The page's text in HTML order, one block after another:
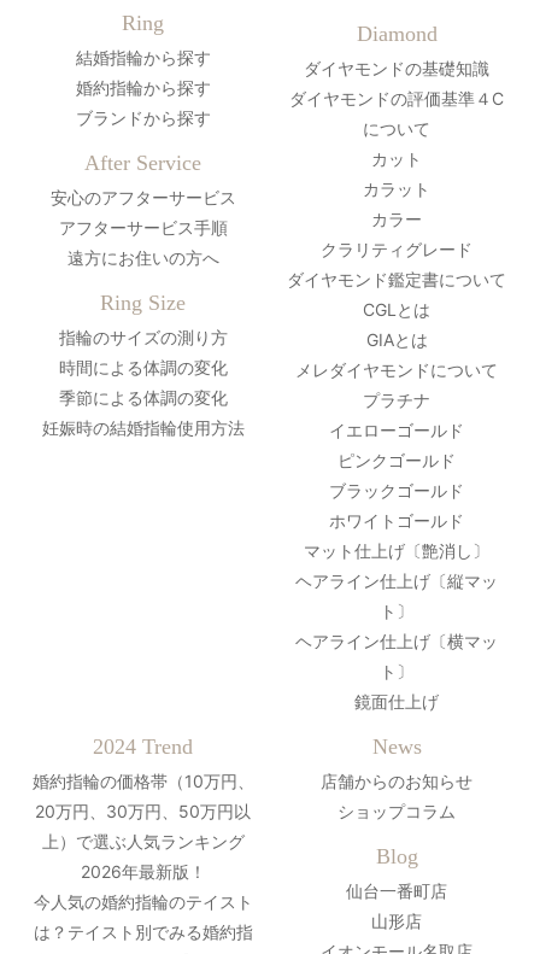
Ring
結婚指輪から探す
婚約指輪から探す
ブランドから探す
After Service
安心のアフターサービス
アフターサービス手順
遠方にお住いの方へ
Ring Size
指輪のサイズの測り方
時間による体調の変化
季節による体調の変化
妊娠時の結婚指輪使用方法
Diamond
ダイヤモンドの基礎知識
ダイヤモンドの評価基準４C
について
カット
カラット
カラー
クラリティグレード
ダイヤモンド鑑定書について
CGLとは
GIAとは
メレダイヤモンドについて
プラチナ
イエローゴールド
ピンクゴールド
ブラックゴールド
ホワイトゴールド
マット仕上げ〔艶消し〕
ヘアライン仕上げ〔縦マッ
ト〕
ヘアライン仕上げ〔横マッ
ト〕
鏡面仕上げ
2024 Trend
婚約指輪の価格帯（10万円、
20万円、30万円、50万円以
上）で選ぶ人気ランキング
2026年最新版！
今人気の婚約指輪のテイスト
は？テイスト別でみる婚約指
News
店舗からのお知らせ
ショップコラム
Blog
仙台一番町店
山形店